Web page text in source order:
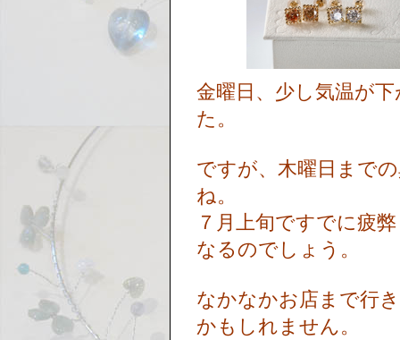
金曜日、少し気温が
た。
ですが、木曜日まで
ね。
７月上旬ですでに疲
なるのでしょう。
なかなかお店まで行
かもしれません。